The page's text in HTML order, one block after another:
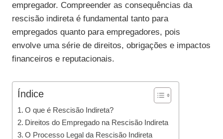
empregador. Compreender as consequências da
rescisão indireta é fundamental tanto para
empregados quanto para empregadores, pois
envolve uma série de direitos, obrigações e impactos
financeiros e reputacionais.
Índice
O que é Rescisão Indireta?
Direitos do Empregado na Rescisão Indireta
O Processo Legal da Rescisão Indireta